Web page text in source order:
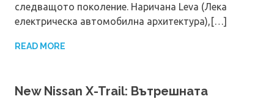
следващото поколение. Наричана Leva (Лека
електрическа автомобилна архитектура),[…]
READ MORE
New Nissan X-Trail: Вътрешната